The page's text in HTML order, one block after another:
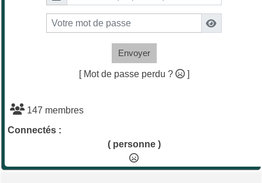
Envoyer
[ Mot de passe perdu ? ]
147 membres
Connectés :
( personne )